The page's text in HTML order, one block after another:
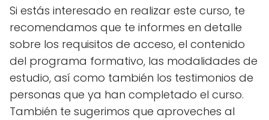
Si estás interesado en realizar este curso, te
recomendamos que te informes en detalle
sobre los requisitos de acceso, el contenido
del programa formativo, las modalidades de
estudio, así como también los testimonios de
personas que ya han completado el curso.
También te sugerimos que aproveches al